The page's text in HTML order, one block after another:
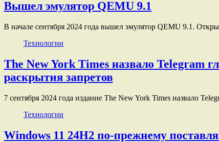
Вышел эмулятор QEMU 9.1
В начале сентября 2024 года вышел эмулятор QEMU 9.1.
Технологии
The New York Times назвало Telegram
раскрытия запретов
7 сентября 2024 года издание The New York Times назвало
Технологии
Windows 11 24H2 по-прежнему